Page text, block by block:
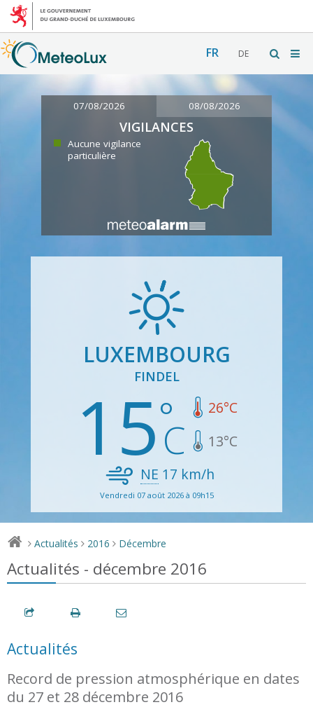
FR DE
07/08/2026 08/08/2026
VIGILANCES
Aucune vigilance
particulière
LUXEMBOURG
FINDEL
15 26°C
13°C
NE 17 km/h
Vendredi 07 août 2026 à 09h15
> Actualités > 2016 > Décembre
Actualités - décembre 2016
Actualités
Record de pression atmosphérique en dates
du 27 et 28 décembre 2016